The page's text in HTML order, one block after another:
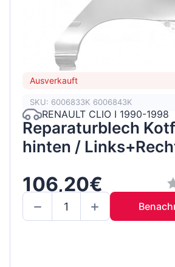
Ausverkauft
SKU: 6006833K 6006843K
RENAULT CLIO I 1990-1998
Reparaturblech
hinten /
106,20€